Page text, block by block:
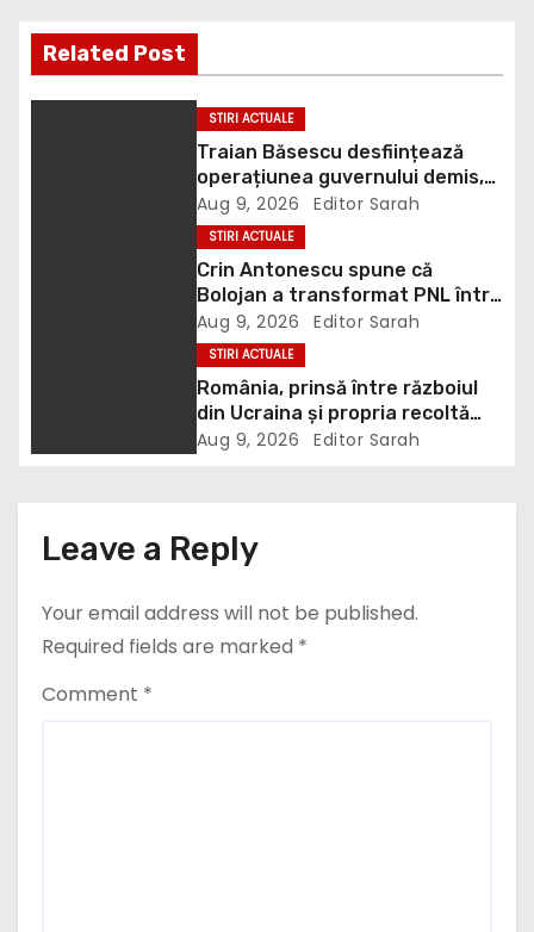
t
n
Related Post
STIRI ACTUALE
Traian Băsescu desființează
operațiunea guvernului demis,
Bolojan, de scufundare a
barjelor în Dunăre: „Este o
improvizație”
Aug 9, 2026 Editor Sarah
STIRI ACTUALE
Crin Antonescu spune că
Bolojan a transformat PNL într-
un satelit USR, asemănător
fostului club de fotbal Dinamo
Victoria, care a aparținut Miliției
Aug 9, 2026 Editor Sarah
STIRI ACTUALE
România, prinsă între războiul
din Ucraina și propria recoltă
record: Rusia lovește porturile
Aug 9, 2026 Editor Sarah
Leave a Reply
Your email address will not be published.
Required fields are marked *
Comment *